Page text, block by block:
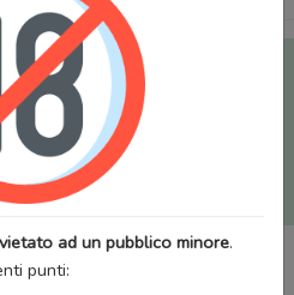
adulti (+18) sono stati trasferiti
); invece, per i
utilizzare
MangaWorld
il tuo account di MangaWorld
tra i due siti,
bookmarks e premium
vietato ad un pubblico minore.
punti: